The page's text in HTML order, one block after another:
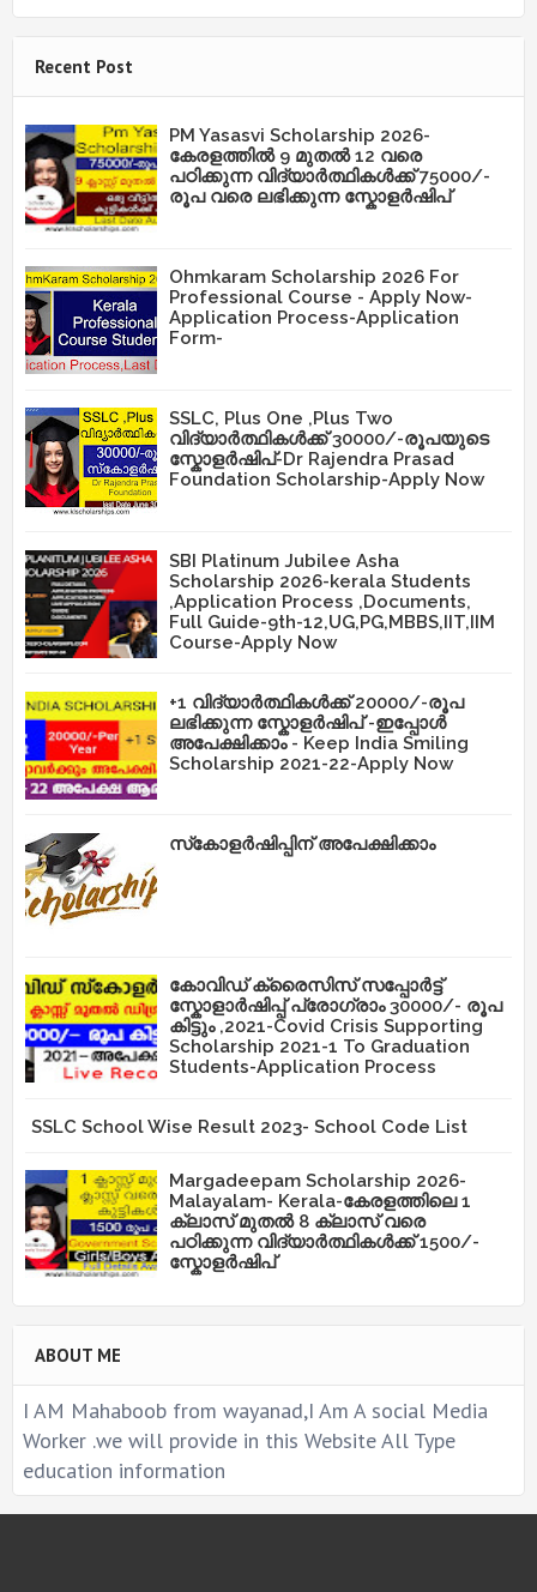
Recent Post
PM Yasasvi Scholarship 2026-
കേരളത്തിൽ 9 മുതൽ 12 വരെ
പഠിക്കുന്ന വിദ്യാർത്ഥികൾക്ക് 75000/-
രൂപ വരെ ലഭിക്കുന്ന സ്കോളർഷിപ്
Ohmkaram Scholarship 2026 For
Professional Course - Apply Now-
Application Process-Application
Form-
SSLC, Plus One ,Plus Two
വിദ്യാർത്ഥികൾക്ക് 30000/-രൂപയുടെ
സ്കോളർഷിപ്-Dr Rajendra Prasad
Foundation Scholarship-Apply Now
SBI Platinum Jubilee Asha
Scholarship 2026-kerala Students
,Application Process ,Documents,
Full Guide-9th-12,UG,PG,MBBS,IIT,IIM
Course-Apply Now
+1 വിദ്യാർത്ഥികൾക്ക് 20000/-രൂപ
ലഭിക്കുന്ന സ്കോളർഷിപ് -ഇപ്പോൾ
അപേക്ഷിക്കാം - Keep India Smiling
Scholarship 2021-22-Apply Now
സ്‌കോളർഷിപ്പിന് അപേക്ഷിക്കാം
കോവിഡ് ക്രൈസിസ് സപ്പോർട്ട്
സ്കോളാർഷിപ്പ് പ്രോഗ്രാം 30000/- രൂപ
കിട്ടും ,2021-Covid Crisis Supporting
Scholarship 2021-1 To Graduation
Students-Application Process
SSLC School Wise Result 2023- School Code List
Margadeepam Scholarship 2026-
Malayalam- Kerala-കേരളത്തിലെ 1
ക്ലാസ് മുതൽ 8 ക്ലാസ് വരെ
പഠിക്കുന്ന വിദ്യാർത്ഥികൾക്ക് 1500/-
സ്കോളർഷിപ്
ABOUT ME
I AM Mahaboob from wayanad,I Am A social Media
Worker .we will provide in this Website All Type
education information